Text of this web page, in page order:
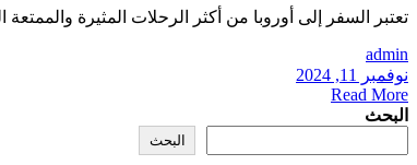
تعتبر السفر إلى أوروبا من أكثر الرحلات المثيرة
admin
نوفمبر 11, 2024
Read More
البحث
البحث